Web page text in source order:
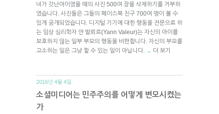
녀가 갓난아이였을 때의 사진 500여 장을 삭제하기를 거부하
였습니다. 사진들은 그들의 페이스북 친구 700여 명이 볼 수
있게 공개되었습니다. 디지털 기기에 대한 행동을 전문으로 하
는 임상 심리학자 얀 발뢰르(Yann Valeur)는 자신의 아이를
보호하지 않는 일부 부모의 행동을 비판합니다. 자신의 부모를
고소하는 일은 그냥 할 수 있는 일이 아닙니다.
→ 더 보기
2016년 4월 4일.
소셜미디어는 민주주의를 어떻게 변모시켰는
가